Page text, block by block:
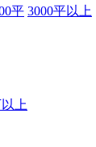
平 3000平以上
上